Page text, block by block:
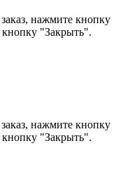
нажмите кнопку
"Закрыть".
нажмите кнопку
"Закрыть".